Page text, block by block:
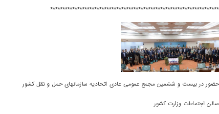
*********************************************************************
حضور در بیست و ششمین مجمع عمومی عادی اتحادیه سازمانهای حمل و نقل کشور
سالن اجتماعات وزارت کشور